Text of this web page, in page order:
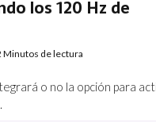
los 120 Hz de
Minutos de lectura
o no la opción para